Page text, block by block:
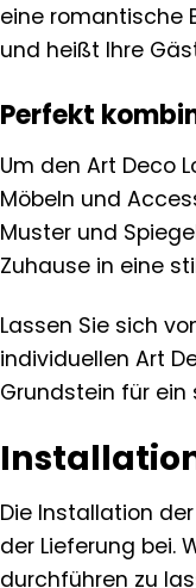
eine romantische
und heißt Ihre
Perfekt
Um den Art Deco
Möbeln und
Muster und
Zuhause in eine
Lassen Sie sich
individuellen Art
Grundstein für
Die Installation
der Lieferung bei.
durchführen zu